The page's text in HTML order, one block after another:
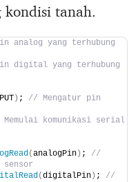
tanah.
analog yang terhubung
digital yang terhubung
) ; // Mengatur pin
komunikasi serial
(analogPin ) ; //
(digitalPin ) ; //